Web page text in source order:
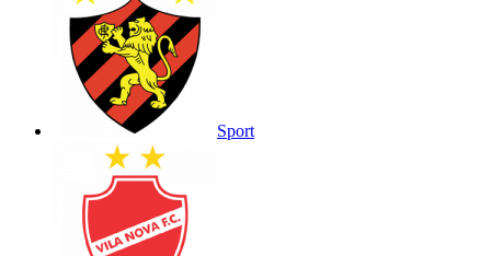
Sport